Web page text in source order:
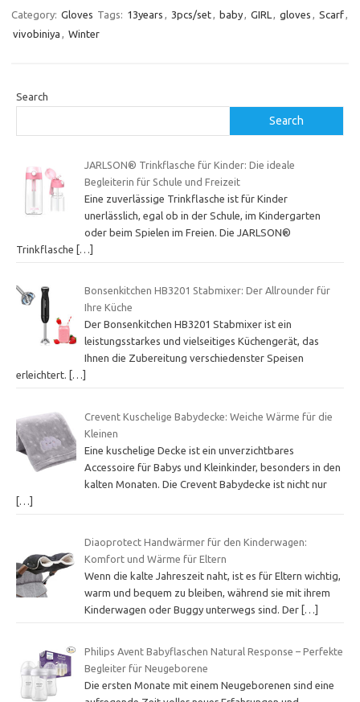
Category: Gloves Tags: 13years , 3pcs/set, baby, GIRL , gloves , Scarf,
vivobiniya , Winter
Search
Search
JARLSON® Trinkflasche für Kinder: Die ideale
Begleiterin für Schule und Freizeit
Eine zuverlässige Trinkflasche ist für Kinder
unerlässlich, egal ob in der Schule, im Kindergarten
oder beim Spielen im Freien. Die JARLSON®
Trinkflasche
[…]
Bonsenkitchen HB3201 Stabmixer: Der Allrounder für
Ihre Küche
Der Bonsenkitchen HB3201 Stabmixer ist ein
leistungsstarkes und vielseitiges Küchengerät, das
Ihnen die Zubereitung verschiedenster Speisen
erleichtert.
[…]
Crevent Kuschelige Babydecke: Weiche Wärme für die
Kleinen
Eine kuschelige Decke ist ein unverzichtbares
Accessoire für Babys und Kleinkinder, besonders in den
kalten Monaten. Die Crevent Babydecke ist nicht nur
[…]
Diaoprotect Handwärmer für den Kinderwagen:
Komfort und Wärme für Eltern
Wenn die kalte Jahreszeit naht, ist es für Eltern wichtig,
warm und bequem zu bleiben, während sie mit ihrem
Kinderwagen oder Buggy unterwegs sind. Der […]
Philips Avent Babyflaschen Natural Response – Perfekte
Begleiter für Neugeborene
Die ersten Monate mit einem Neugeborenen sind eine